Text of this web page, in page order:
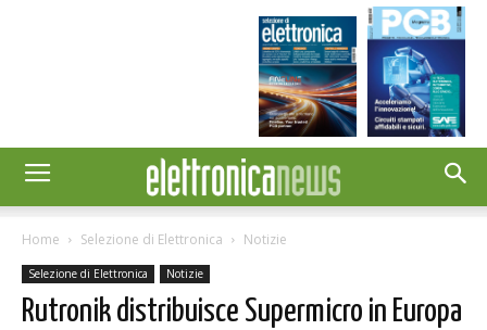
Home Selezione di Elettronica Notizie
Selezione di Elettronica Notizie
Rutronik distribuisce Supermicro in Europa